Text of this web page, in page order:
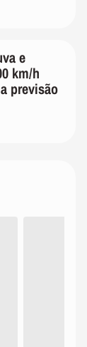
e
km/h
previsão